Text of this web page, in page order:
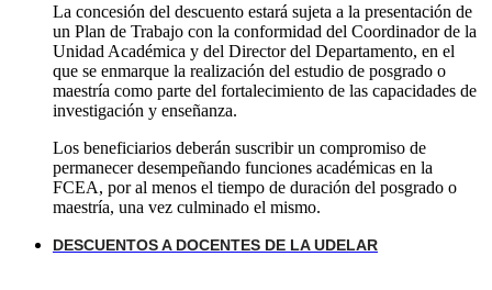
La concesión del descuento estará sujeta a la presentación de
un Plan de Trabajo con la conformidad del Coordinador de la
Unidad Académica y del Director del Departamento, en el
que se enmarque la realización del estudio de posgrado o
maestría como parte del fortalecimiento de las capacidades de
investigación y enseñanza.
Los beneficiarios deberán suscribir un compromiso de
permanecer desempeñando funciones académicas en la
FCEA, por al menos el tiempo de duración del posgrado o
maestría, una vez culminado el mismo.
DESCUENTOS A DOCENTES DE LA UDELAR